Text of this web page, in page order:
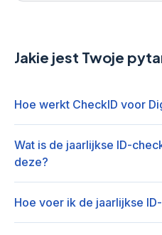
Jakie jest Twoje
Hoe werkt CheckID voor
Wat is de jaarlijkse ID-
deze?
Hoe voer ik de jaarlijkse